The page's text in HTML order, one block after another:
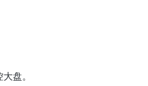
盘。